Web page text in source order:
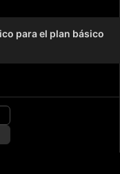
para el plan básico